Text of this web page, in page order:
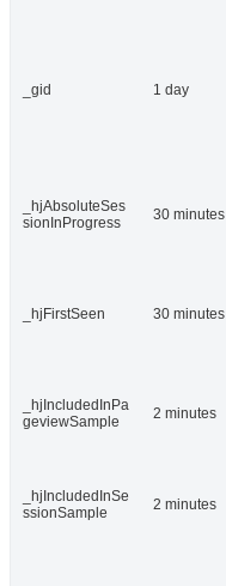
_gid 1 day
_hjAbsoluteSes
sionInProgress
30 minutes
_hjFirstSeen 30 minutes
_hjIncludedInPa
geviewSample
2 minutes
_hjIncludedInSe
ssionSample
2 minutes